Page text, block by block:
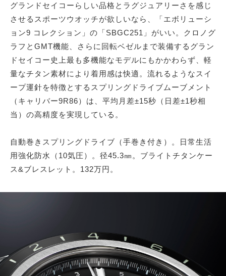
グランドセイコーらしい品格とラグジュアリーさを感じ
させるスポーツウオッチが欲しいなら、「エボリューシ
ョン9 コレクション」の「SBGC251」がいい。クロノグ
ラフとGMT機能、さらに回転ベゼルまで装備するグラン
ドセイコー史上最も多機能なモデルにもかかわらず、軽
量なチタン素材により着用感は快適。流れるようなスイ
ープ運針を特徴とするスプリングドライブムーブメント
（キャリバー9R86）は、平均月差±15秒（日差±1秒相
当）の高精度を実現している。
自動巻きスプリングドライブ（手巻き付き）。日常生活
用強化防水（10気圧）。径45.3㎜。ブライトチタンケー
ス&ブレスレット。132万円。